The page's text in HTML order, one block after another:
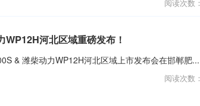
阅读次数：
河北区域重磅发布！
& 潍柴动力WP12H河北区域上市发布会在邯郸肥...
阅读次数：